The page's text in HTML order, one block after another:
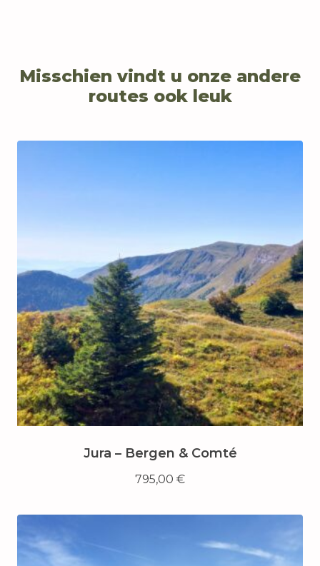
Misschien vindt u onze andere
routes ook leuk
Jura – Bergen & Comté
795,00 €